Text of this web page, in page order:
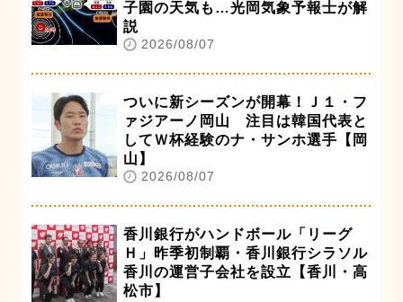
子園の天気も…光岡気象予報士が解
説
2026/08/07
ついに新シーズンが開幕！Ｊ１・フ
ァジアーノ岡山 注目は韓国代表と
してＷ杯経験のナ・サンホ選手【岡
山】
2026/08/07
香川銀行がハンドボール「リーグ
Ｈ」昨季初制覇・香川銀行シラソル
香川の運営子会社を設立【香川・高
松市】